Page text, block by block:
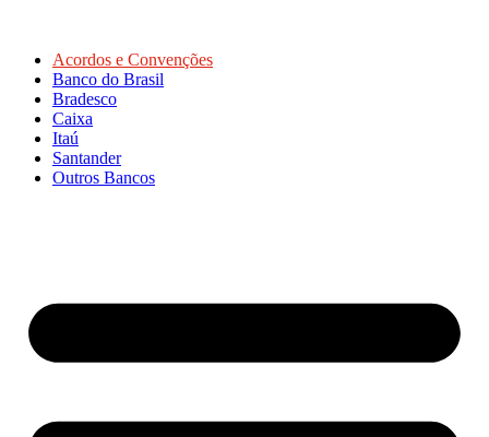
Acordos e Convenções
Banco do Brasil
Bradesco
Caixa
Itaú
Santander
Outros Bancos